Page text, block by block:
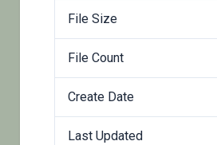
File Size
File Count
Create Date
Last Updated